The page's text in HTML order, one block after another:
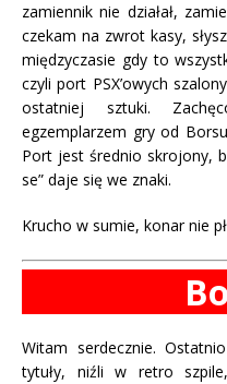
zamiennik nie działał,
czekam na zwrot kasy,
międzyczasie gdy to
czyli port PSX’owych
ostatniej sztuki.
egzemplarzem gry od
Port jest średnio skrojony,
se” daje się we znaki.
Krucho w sumie, konar nie
Witam serdecznie.
tytuły, niźli w retro